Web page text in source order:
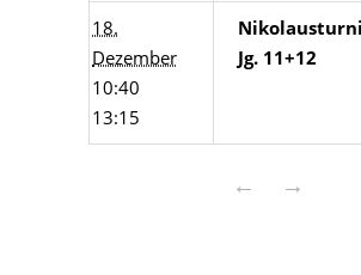
18.
Dezember
10:40
13:15
Jg. 11+12
← →